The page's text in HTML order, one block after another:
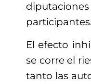
participantes.
El efecto
se corre el
tanto las